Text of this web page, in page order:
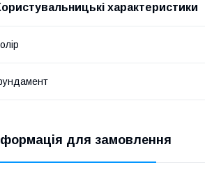
характеристики
для замовлення